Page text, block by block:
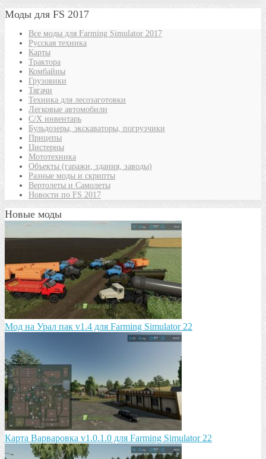
Моды для FS 2017
Все моды для Farming Simulator 2017
Русская техника
Карты
Трактора
Комбайны
Грузовики
Тягачи
Техника для лесозаготовки
Легковые автомобили
С/Х инвентарь
Бульдозеры, экскаваторы, погрузчики
Прицепы
Цистерны
Мототехника
Объекты (гаражи, здания, заводы)
Разные моды и скрипты
Вертолеты и Самолеты
Новости по FS 2017
Новые моды
Мод на Урал пак v1.4 для Farming Simulator 22
Карта Варваровка v1.0.1.0 для Farming Simulator 22